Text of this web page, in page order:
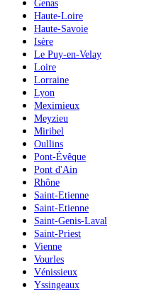
Genas
Haute-Loire
Haute-Savoie
Isère
Le Puy-en-Velay
Loire
Lorraine
Lyon
Meximieux
Meyzieu
Miribel
Oullins
Pont-Évêque
Pont d'Ain
Rhône
Saint-Etienne
Saint-Etienne
Saint-Genis-Laval
Saint-Priest
Vienne
Vourles
Vénissieux
Yssingeaux